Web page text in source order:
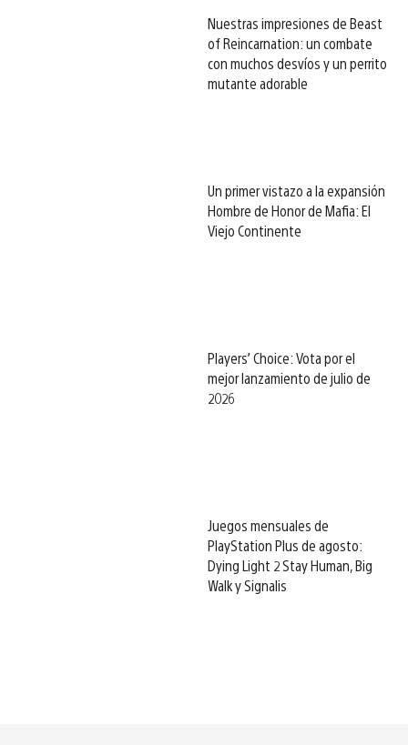
Nuestras impresiones de Beast
of Reincarnation: un combate
con muchos desvíos y un perrito
mutante adorable
Un primer vistazo a la expansión
Hombre de Honor de Mafia: El
Viejo Continente
Players’ Choice: Vota por el
mejor lanzamiento de julio de
2026
Juegos mensuales de
PlayStation Plus de agosto:
Dying Light 2 Stay Human, Big
Walk y Signalis